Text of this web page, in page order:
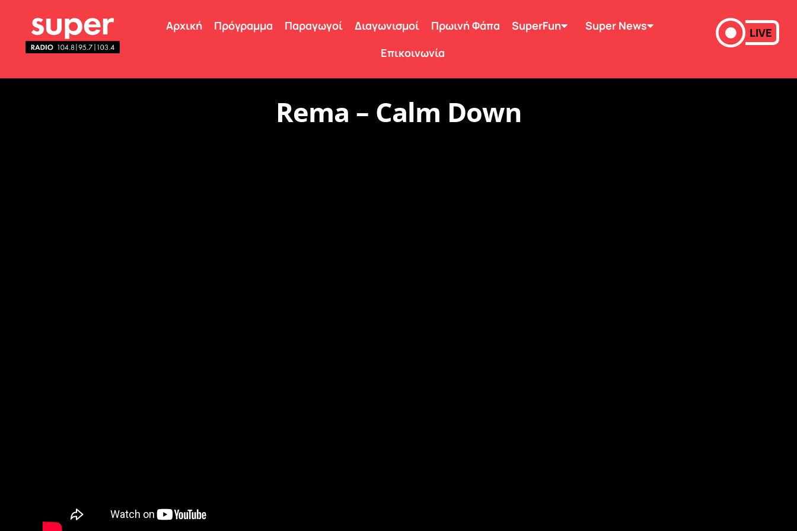
Αρχική Πρόγραμμα Παραγωγοί Διαγωνισμοί Πρωινή Φάπα SuperFun
Super News
Επικοινωνία
LIVE
Rema – Calm Down